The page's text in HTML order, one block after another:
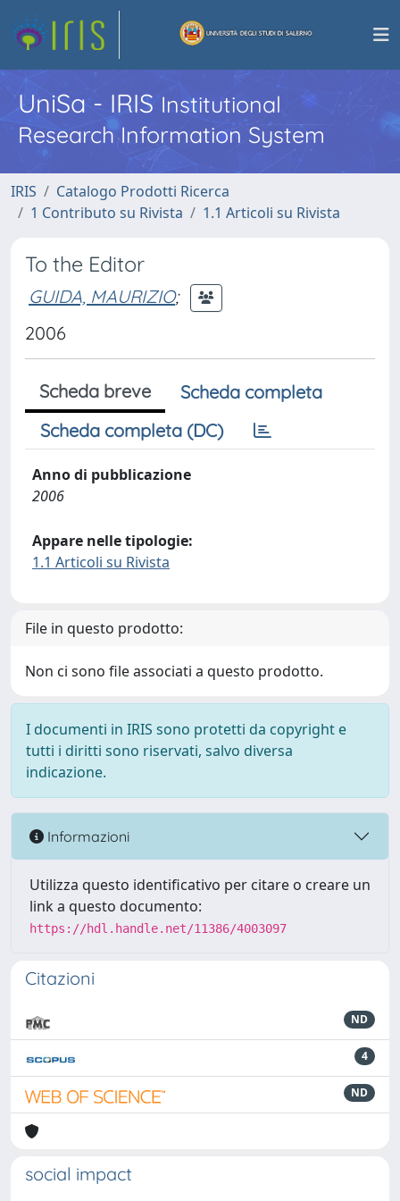
UniSa - IRISInstitutional
Research Information System
IRIS
Catalogo Prodotti Ricerca
1 Contributo su Rivista
1.1 Articoli su Rivista
To the Editor
GUIDA, MAURIZIO;
2006
Scheda breve
Scheda completa
Scheda completa (DC)
Anno di pubblicazione
2006
Appare nelle tipologie:
1.1 Articoli su Rivista
File in questo prodotto:
Non ci sono file associati a questo prodotto.
I documenti in IRIS sono protetti da copyright e
tutti i diritti sono riservati, salvo diversa
indicazione.
Informazioni
Utilizza questo identificativo per citare o creare un
link a questo documento:
https://hdl.handle.net/11386/4003097
Citazioni
ND
4
ND
social impact